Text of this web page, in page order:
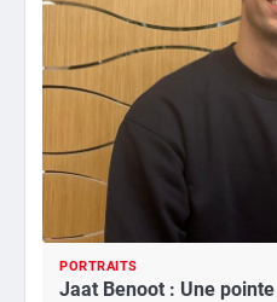
PORTRAITS
Jaat Benoot : Une pointe